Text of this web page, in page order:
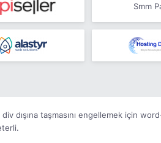
Smm
dışına taşmasını engellemek için